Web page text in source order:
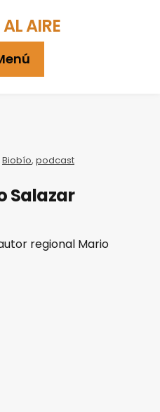
AIRE
Biobío, podcast
Salazar
regional Mario